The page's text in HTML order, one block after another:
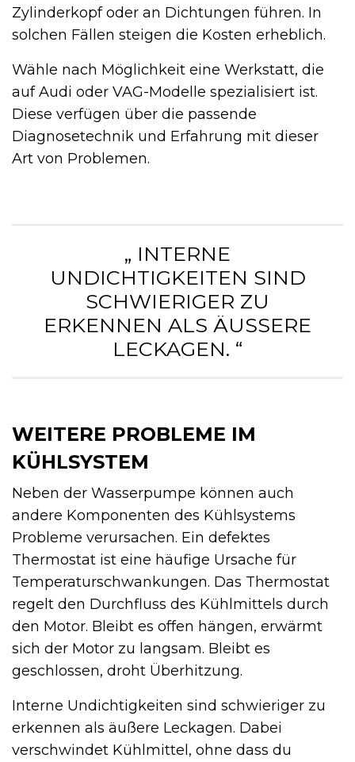
Zylinderkopf oder an Dichtungen führen. In
solchen Fällen steigen die Kosten erheblich.
Wähle nach Möglichkeit eine Werkstatt, die
auf Audi oder VAG-Modelle spezialisiert ist.
Diese verfügen über die passende
Diagnosetechnik und Erfahrung mit dieser
Art von Problemen.
„ INTERNE
UNDICHTIGKEITEN SIND
SCHWIERIGER ZU
ERKENNEN ALS ÄUSSERE L
ECKAGEN. “
WEITERE PROBLEME IM
KÜHLSYSTEM
Neben der Wasserpumpe können auch
andere Komponenten des Kühlsystems
Probleme verursachen. Ein defektes
Thermostat ist eine häufige Ursache für
Temperaturschwankungen. Das Thermostat
regelt den Durchfluss des Kühlmittels durch
den Motor. Bleibt es offen hängen, erwärmt
sich der Motor zu langsam. Bleibt es
geschlossen, droht Überhitzung.
Interne Undichtigkeiten sind schwieriger zu
erkennen als äußere Leckagen. Dabei
verschwindet Kühlmittel, ohne dass du